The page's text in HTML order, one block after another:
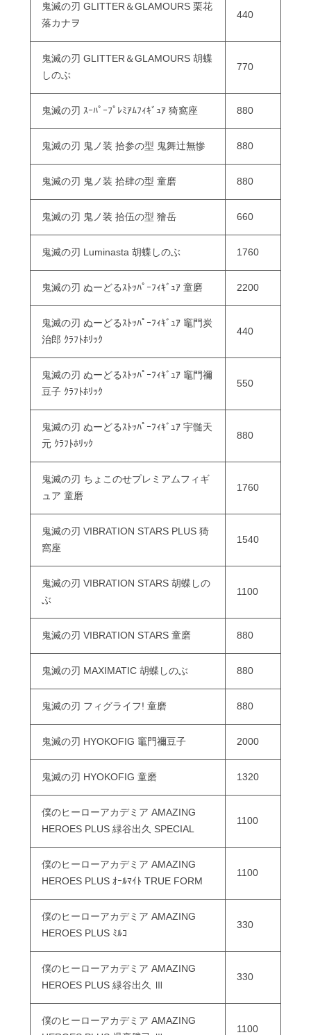
鬼滅の刃 GLITTER＆GLAMOURS 栗花
落カナヲ
440
鬼滅の刃 GLITTER＆GLAMOURS 胡蝶
しのぶ
770
鬼滅の刃 ｽｰﾊﾟｰﾌﾟﾚﾐｱﾑﾌｨｷﾞｭｱ 猗窩座 880
鬼滅の刃 鬼ノ装 拾参の型 鬼舞辻無惨 880
鬼滅の刃 鬼ノ装 拾肆の型 童磨 880
鬼滅の刃 鬼ノ装 拾伍の型 獪岳 660
鬼滅の刃 Luminasta 胡蝶しのぶ 1760
鬼滅の刃 ぬーどるｽﾄｯﾊﾟｰﾌｨｷﾞｭｱ 童磨 2200
鬼滅の刃 ぬーどるｽﾄｯﾊﾟｰﾌｨｷﾞｭｱ 竈門炭
治郎 ｸﾗﾌﾄﾎﾘｯｸ
440
鬼滅の刃 ぬーどるｽﾄｯﾊﾟｰﾌｨｷﾞｭｱ 竈門禰
豆子 ｸﾗﾌﾄﾎﾘｯｸ
550
鬼滅の刃 ぬーどるｽﾄｯﾊﾟｰﾌｨｷﾞｭｱ 宇髄天
元 ｸﾗﾌﾄﾎﾘｯｸ
880
鬼滅の刃 ちょこのせプレミアムフィギ
ュア 童磨
1760
鬼滅の刃 VIBRATION STARS PLUS 猗
窩座
1540
鬼滅の刃 VIBRATION STARS 胡蝶しの
ぶ
1100
鬼滅の刃 VIBRATION STARS 童磨 880
鬼滅の刃 MAXIMATIC 胡蝶しのぶ 880
鬼滅の刃 フィグライフ! 童磨 880
鬼滅の刃 HYOKOFIG 竈門禰豆子 2000
鬼滅の刃 HYOKOFIG 童磨 1320
僕のヒーローアカデミア AMAZING
HEROES PLUS 緑谷出久 SPECIAL
1100
僕のヒーローアカデミア AMAZING
HEROES PLUS ｵｰﾙﾏｲﾄ TRUE FORM
1100
僕のヒーローアカデミア AMAZING
HEROES PLUS ﾐﾙｺ
330
僕のヒーローアカデミア AMAZING
HEROES PLUS 緑谷出久 Ⅲ
330
僕のヒーローアカデミア AMAZING
1100